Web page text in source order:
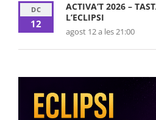
DC
12
ACTIVA’T 2026 –
L’ECLIPSI
agost 12 a les 21:00